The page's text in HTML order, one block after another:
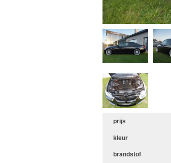
prijs
kleur
brandstof